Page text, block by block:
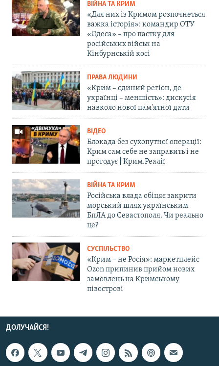
ВІЙНА ТА КРИМ
«Для них із Кримом розпочнеться
важка історія»: командир ОТУ
«Одеса» – про пастку для
російських військ на
Кінбурнській косі
ПРАВА ЛЮДИНИ
«Крим – єдиний регіон, де
українці – меншість»: дискусія
навколо нової пам'ятної дати
ВІДЕО
Блокада без сухопутної операції:
Крим сам себе не заправить і не
прогодує | Крим.Реалії
ВІЙНА ТА КРИМ
Російська влада обіцяє закрити
морський шлях українським
БпЛА до Севастополя. Чи реально
це?
СУСПІЛЬСТВО
«Крим – не Росія»: маркетплейс
Ozon припинив прийом нових
замовлень на Кримському
півострові
ДОЛУЧАЙСЯ!